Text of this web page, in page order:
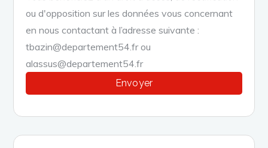
ou d'opposition sur les données vous concernant
en nous contactant à l’adresse suivante :
tbazin@departement54.fr ou
alassus@departement54.fr